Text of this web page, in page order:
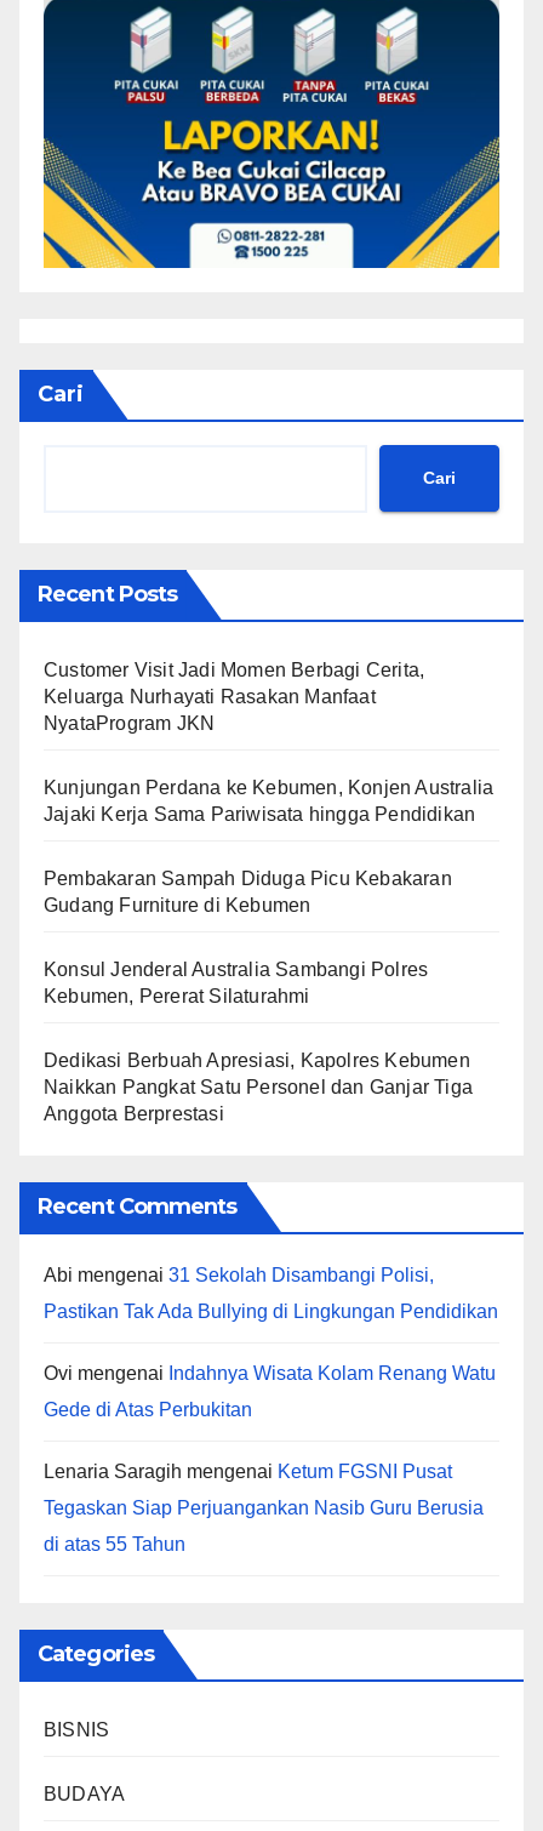
Cari
Cari
Recent Posts
Customer Visit Jadi Momen Berbagi Cerita,
Keluarga Nurhayati Rasakan Manfaat
NyataProgram JKN
Kunjungan Perdana ke Kebumen, Konjen Australia
Jajaki Kerja Sama Pariwisata hingga Pendidikan
Pembakaran Sampah Diduga Picu Kebakaran
Gudang Furniture di Kebumen
Konsul Jenderal Australia Sambangi Polres
Kebumen, Pererat Silaturahmi
Dedikasi Berbuah Apresiasi, Kapolres Kebumen
Naikkan Pangkat Satu Personel dan Ganjar Tiga
Anggota Berprestasi
Recent Comments
Abi mengenai 31 Sekolah Disambangi Polisi,
Pastikan Tak Ada Bullying di Lingkungan Pendidikan
Ovi mengenai Indahnya Wisata Kolam Renang Watu
Gede di Atas Perbukitan
Lenaria Saragih mengenai Ketum FGSNI Pusat
Tegaskan Siap Perjuangankan Nasib Guru Berusia
di atas 55 Tahun
Categories
BISNIS
BUDAYA